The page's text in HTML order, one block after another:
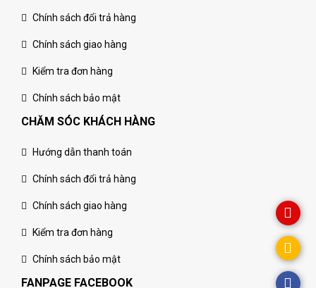
Chính sách đổi trả hàng
Chính sách giao hàng
Kiểm tra đơn hàng
Chính sách bảo mật
CHĂM SÓC KHÁCH HÀNG
Hướng dẫn thanh toán
Chính sách đổi trả hàng
Chính sách giao hàng
Kiểm tra đơn hàng
Chính sách bảo mật
FANPAGE FACEBOOK